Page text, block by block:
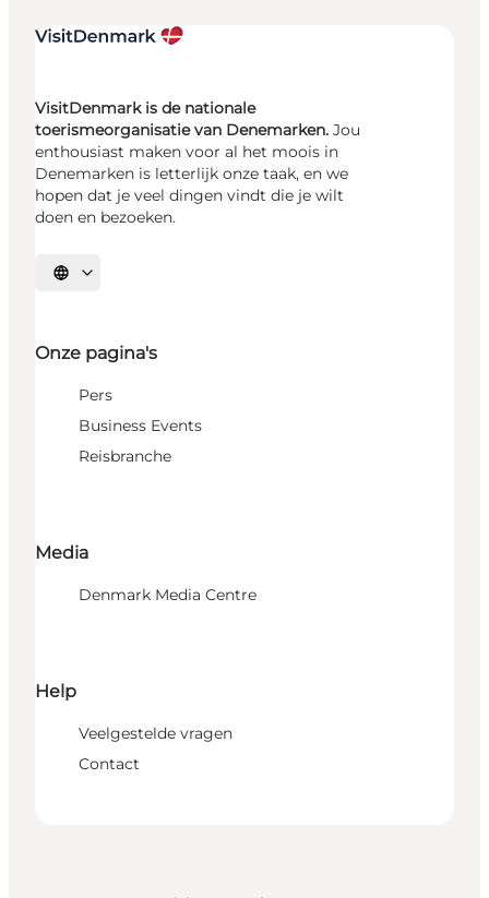
VisitDenmark is de nationale
toerismeorganisatie van Denemarken. Jou
enthousiast maken voor al het moois in
Denemarken is letterlijk onze taak, en we
hopen dat je veel dingen vindt die je wilt
doen en bezoeken.
Selecteer taal
Onze pagina's
Pers
Business Events
Reisbranche
Media
Denmark Media Centre
Help
Veelgestelde vragen
Contact